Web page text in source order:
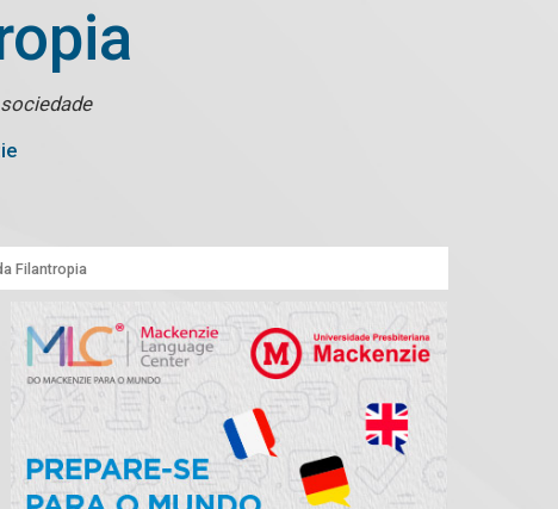
Filantropia